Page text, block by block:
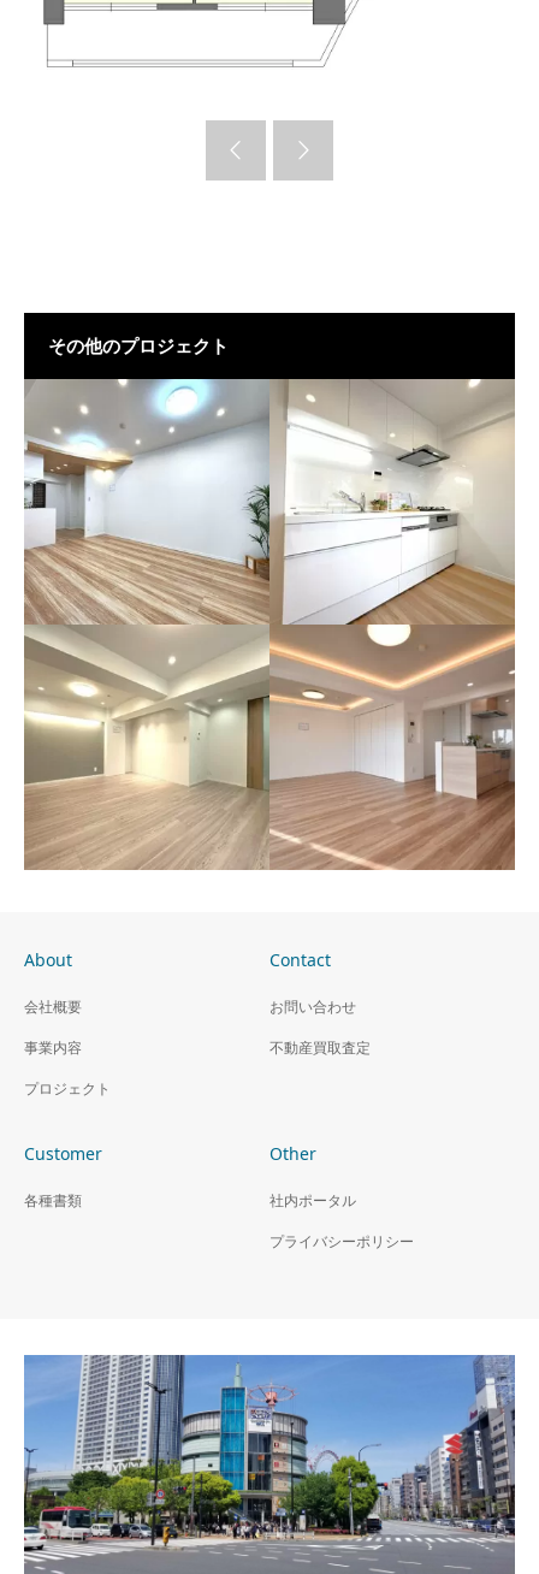
その他のプロジェクト
リノベーション「めくリ
ノ」シリーズ 埼玉県川
口市
リノベーション「めくリ
ノ」シリーズ 東京都世
田谷区
リノベーション「めくリ
ノ」シリーズ 東京都世
リノベーション「めくリ
ノ」シリーズ 神奈川県
About
会社概要
事業内容
プロジェクト
Contact
お問い合わせ
不動産買取査定
Customer
各種書類
Other
社内ポータル
プライバシーポリシー